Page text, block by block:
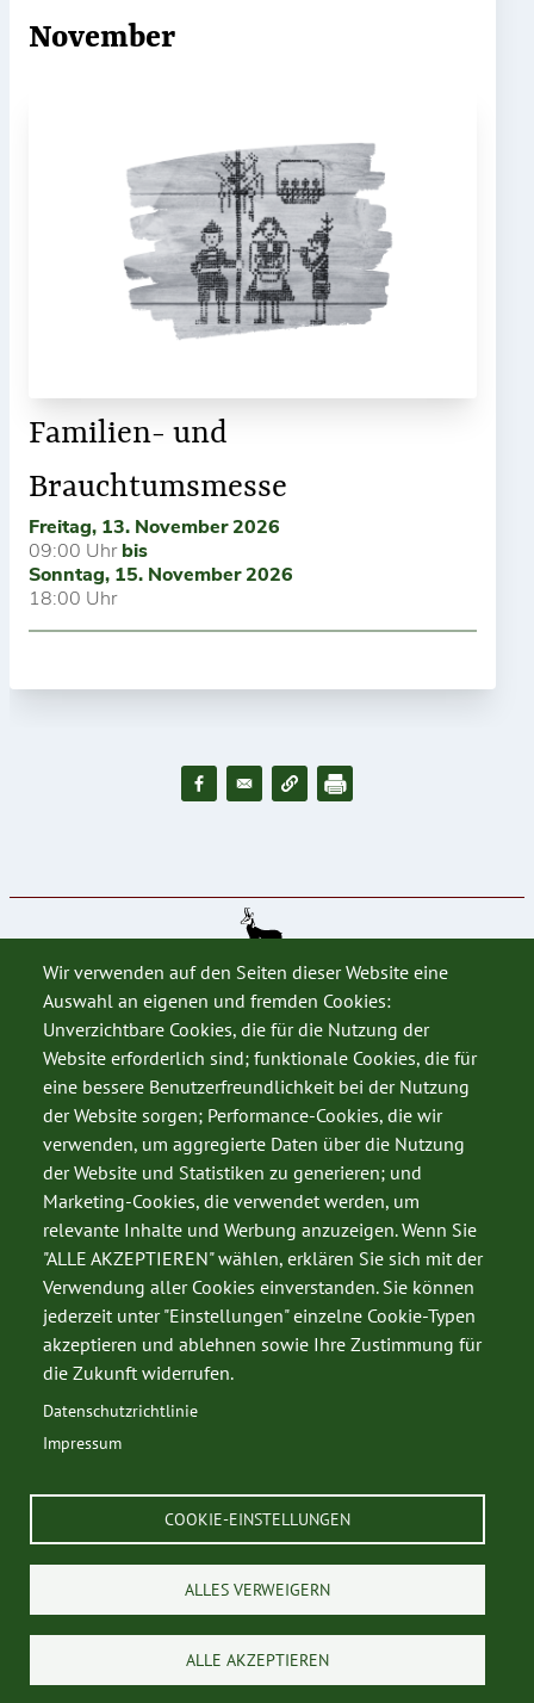
November
Familien- und
Brauchtumsmesse
Freitag, 13. November 2026
09:00 Uhrbis
Sonntag, 15. November 2026
18:00 Uhr
Wir verwenden auf den Seiten dieser Website eine
Auswahl an eigenen und fremden Cookies:
Unverzichtbare Cookies, die für die Nutzung der
Website erforderlich sind; funktionale Cookies, die für
eine bessere Benutzerfreundlichkeit bei der Nutzung
der Website sorgen; Performance-Cookies, die wir
verwenden, um aggregierte Daten über die Nutzung
der Website und Statistiken zu generieren; und
Marketing-Cookies, die verwendet werden, um
relevante Inhalte und Werbung anzuzeigen. Wenn Sie
"ALLE AKZEPTIEREN" wählen, erklären Sie sich mit der
Verwendung aller Cookies einverstanden. Sie können
jederzeit unter "Einstellungen" einzelne Cookie-Typen
akzeptieren und ablehnen sowie Ihre Zustimmung für
die Zukunft widerrufen.
Datenschutzrichtlinie
Impressum
COOKIE-EINSTELLUNGEN
ALLES VERWEIGERN
ALLE AKZEPTIEREN
SERVICE
Datenschutz
Impressum
Kontakt
© 2026 Kärntner Jägerschaft